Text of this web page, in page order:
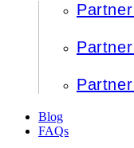
Blog
FAQs